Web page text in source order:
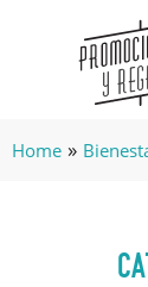
Home »